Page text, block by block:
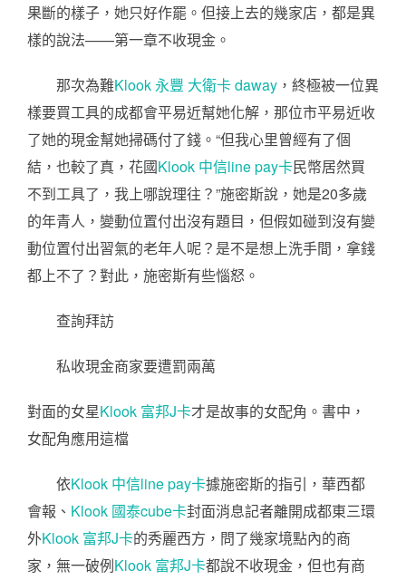
果斷的樣子，她只好作罷。但接上去的幾家店，都是異
樣的說法——第一章不收現金。
那次為難Klook 永豐 大衛卡 daway ，終極被一位異
樣要買工具的成都會平易近幫她化解，那位市平易近收
了她的現金幫她掃碼付了錢。“但我心里曾經有了個
結，也較了真，花國Klook 中信line pay卡民幣居然買
不到工具了，我上哪說理往？”施密斯說，她是20多歲
的年青人，變動位置付出沒有題目，但假如碰到沒有變
動位置付出習氣的老年人呢？是不是想上洗手間，拿錢
都上不了？對此，施密斯有些惱怒。
查詢拜訪
私收現金商家要遭罰兩萬
對面的女星Klook 富邦J卡才是故事的女配角。書中，
女配角應用這檔
依Klook 中信line pay卡據施密斯的指引，華西都
會報、 Klook 國泰cube卡封面消息記者離開成都東三環
外Klook 富邦J卡的秀麗西方，問了幾家境點內的商
家，無一破例Klook 富邦J卡都說不收現金，但也有商